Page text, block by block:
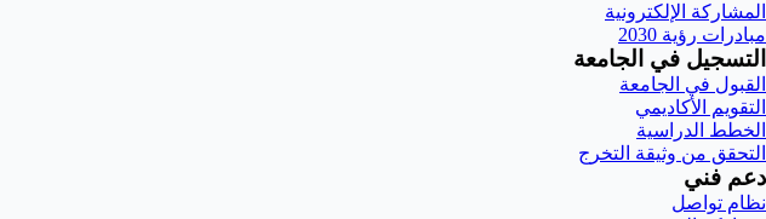
المشاركة الإلكترونية
مبادرات رؤية 2030
التسجيل في الجامعة
القبول في الجامعة
التقويم الأكاديمي
الخطط الدراسية
التحقق من وثيقة التخرج
دعم فني
نظام تواصل